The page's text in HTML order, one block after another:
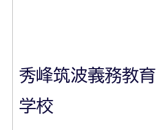
秀峰筑波義務教育
学校